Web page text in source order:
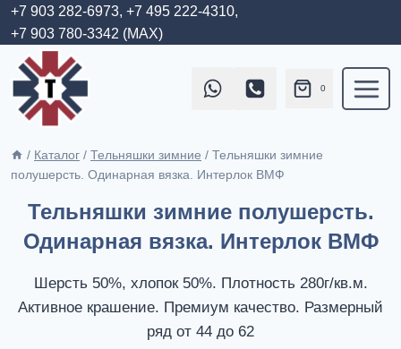
Перейти
содержимому
+7 903 282-6973, +7 495 222-4310,
+7 903 780-3342 (MAX)
0
/ Каталог / Тельняшки зимние / Тельняшки зимние
полушерсть. Одинарная вязка. Интерлок ВМФ
Тельняшки зимние полушерсть.
Одинарная вязка. Интерлок ВМФ
Шерсть 50%, хлопок 50%. Плотность 280г/кв.м.
Активное крашение. Премиум качество. Размерный
ряд от 44 до 62